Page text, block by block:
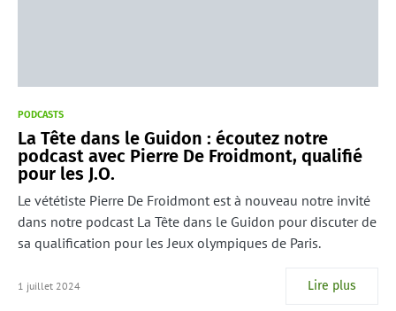
PODCASTS
La Tête dans le Guidon : écoutez notre
podcast avec Pierre De Froidmont, qualifié
pour les J.O.
Le vététiste Pierre De Froidmont est à nouveau notre invité
dans notre podcast La Tête dans le Guidon pour discuter de
sa qualification pour les Jeux olympiques de Paris.
1 juillet 2024 Lire plus